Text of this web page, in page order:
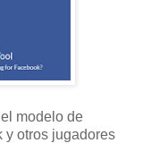
modelo de
y otros jugadores